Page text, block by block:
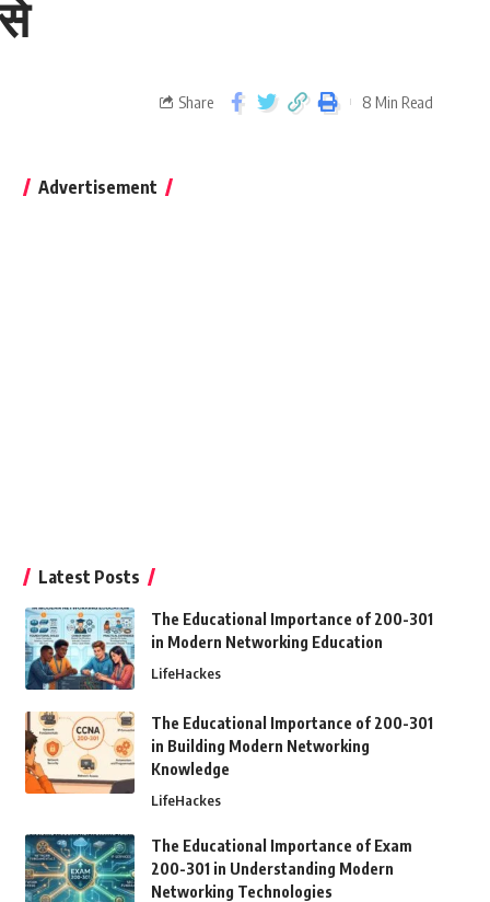
Share 8 Min Read
Advertisement
Latest Posts
The Educational Importance of 200-301
in Modern Networking Education
LifeHackes
The Educational Importance of 200-301
in Building Modern Networking
Knowledge
LifeHackes
The Educational Importance of Exam
200-301 in Understanding Modern
Networking Technologies